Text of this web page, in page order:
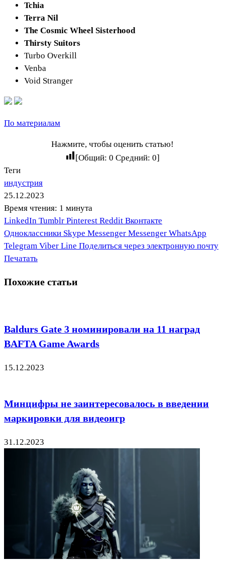
Tchia
Terra Nil
The Cosmic Wheel Sisterhood
Thirsty Suitors
Turbo Overkill
Venba
Void Stranger
По материалам
Нажмите, чтобы оценить статью!
[Общий: 0 Средний: 0]
Теги
индустрия
25.12.2023
Время чтения: 1 минута
LinkedIn Tumblr Pinterest Reddit Вконтакте
Одноклассники Skype Messenger Messenger WhatsApp
Telegram Viber Line Поделиться через электронную почту
Печатать
Похожие статьи
Baldurs Gate 3 номинировали на 11 наград
BAFTA Game Awards
15.12.2023
Минцифры не заинтересовалось в введении
маркировки для видеоигр
31.12.2023